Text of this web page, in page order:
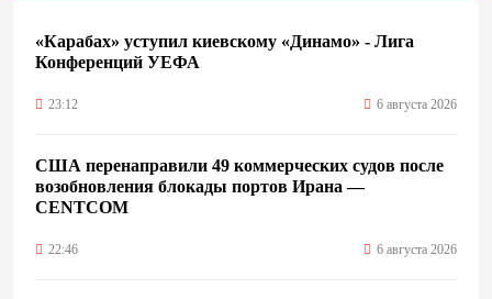
«Карабах» уступил киевскому «Динамо» - Лига
Конференций УЕФА
23:12 6 августа 2026
США перенаправили 49 коммерческих судов после
возобновления блокады портов Ирана —
CENTCOM
22:46 6 августа 2026